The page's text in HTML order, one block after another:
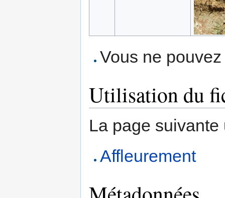
Vous ne
Utilisation du
La page
Affleurement